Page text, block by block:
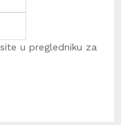
u pregledniku za